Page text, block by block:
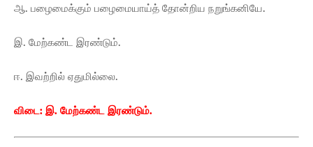
ஆ. பழைமைக்கும் பழைமையாய்த் தோன்றிய நறுங்கனியே.
இ. மேற்கண்ட இரண்டும்.
ஈ. இவற்றில் ஏதுமில்லை.
விடை: இ. மேற்கண்ட இரண்டும்.